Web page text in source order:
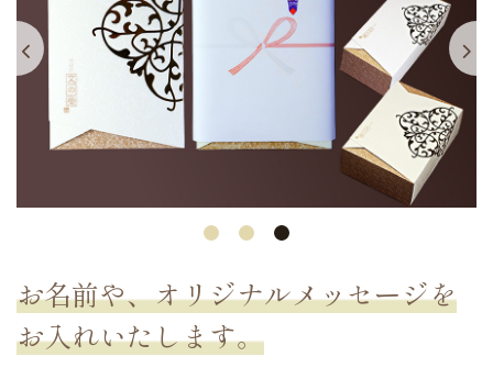
お名前や、オリジナルメッセージを
お入れいたします。